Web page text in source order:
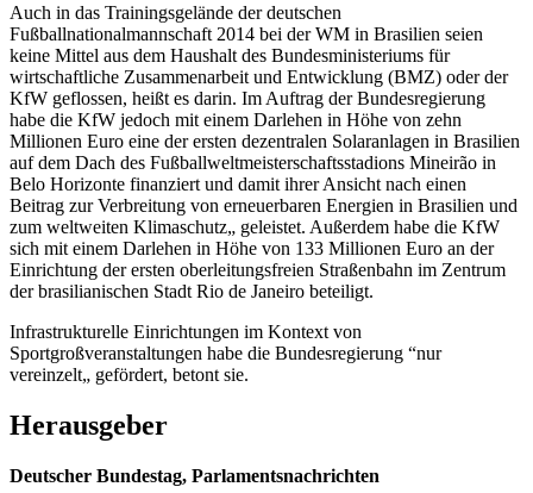
Auch in das Trainingsgelände der deutschen
Fußballnationalmannschaft 2014 bei der WM in Brasilien seien
keine Mittel aus dem Haushalt des Bundesministeriums für
wirtschaftliche Zusammenarbeit und Entwicklung (BMZ) oder der
KfW geflossen, heißt es darin. Im Auftrag der Bundesregierung
habe die KfW jedoch mit einem Darlehen in Höhe von zehn
Millionen Euro eine der ersten dezentralen Solaranlagen in Brasilien
auf dem Dach des Fußballweltmeisterschaftsstadions Mineirão in
Belo Horizonte finanziert und damit ihrer Ansicht nach einen
Beitrag zur Verbreitung von erneuerbaren Energien in Brasilien und
zum weltweiten Klimaschutz„ geleistet. Außerdem habe die KfW
sich mit einem Darlehen in Höhe von 133 Millionen Euro an der
Einrichtung der ersten oberleitungsfreien Straßenbahn im Zentrum
der brasilianischen Stadt Rio de Janeiro beteiligt.
Infrastrukturelle Einrichtungen im Kontext von
Sportgroßveranstaltungen habe die Bundesregierung “nur
vereinzelt„ gefördert, betont sie.
Herausgeber
Deutscher Bundestag, Parlamentsnachrichten